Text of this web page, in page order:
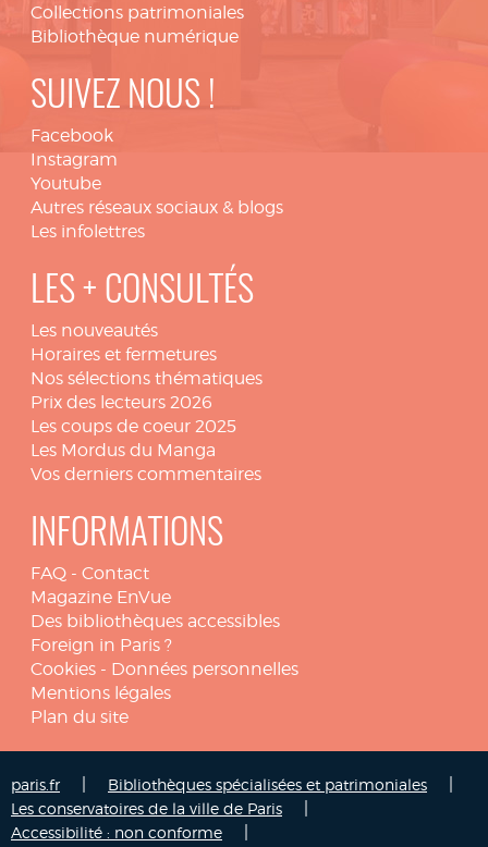
Collections patrimoniales
Bibliothèque numérique
SUIVEZ NOUS !
Facebook
Instagram
Youtube
Autres réseaux sociaux & blogs
Les infolettres
LES + CONSULTÉS
Les nouveautés
Horaires et fermetures
Nos sélections thématiques
Prix des lecteurs 2026
Les coups de coeur 2025
Les Mordus du Manga
Vos derniers commentaires
INFORMATIONS
FAQ - Contact
Magazine EnVue
Des bibliothèques accessibles
Foreign in Paris ?
Cookies - Données personnelles
Mentions légales
Plan du site
paris.fr Bibliothèques spécialisées et patrimoniales
Les conservatoires de la ville de Paris
Accessibilité : non conforme